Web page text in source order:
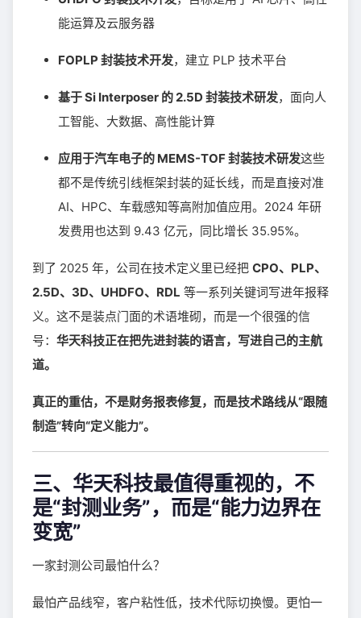
能运算及云服务器
FOPLP 封装技术开发，建立 PLP 技术平台
基于 Si Interposer 的 2.5D 封装技术研发，面向人
工智能、大数据、高性能计算
应用于汽车电子的 MEMS-TOF 封装技术研发这些
都不是传统引线框架封装的延长线，而是直接对准
AI、HPC、车载感知等高附加值应用。2024 年研
发费用也达到 9.43 亿元，同比增长 35.95%。
到了 2025 年，公司在技术定义里已经把 CPO、PLP、
2.5D、3D、UHDFO、RDL 等一系列关键词写进年报释
义。这不是装点门面的术语堆砌，而是一个很强的信
号： 华天科技正在把先进封装的语言，写进自己的主航
道。
真正的重估，不是财务报表修复，而是技术路线从“跟随
制造”转向“定义能力”。
三、华天科技最值得重视的，不
是“封测业务”，而是“能力边界在
变宽”
一家封测公司最怕什么？
最怕产品线窄，客户粘性低，技术代际切换慢。更怕一